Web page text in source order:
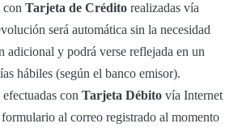
con Tarjeta de Crédito realizadas vía
será automática sin la necesidad
adicional y podrá verse reflejada en un
hábiles (según el banco emisor).
con Tarjeta Débito vía Internet
al correo registrado al momento